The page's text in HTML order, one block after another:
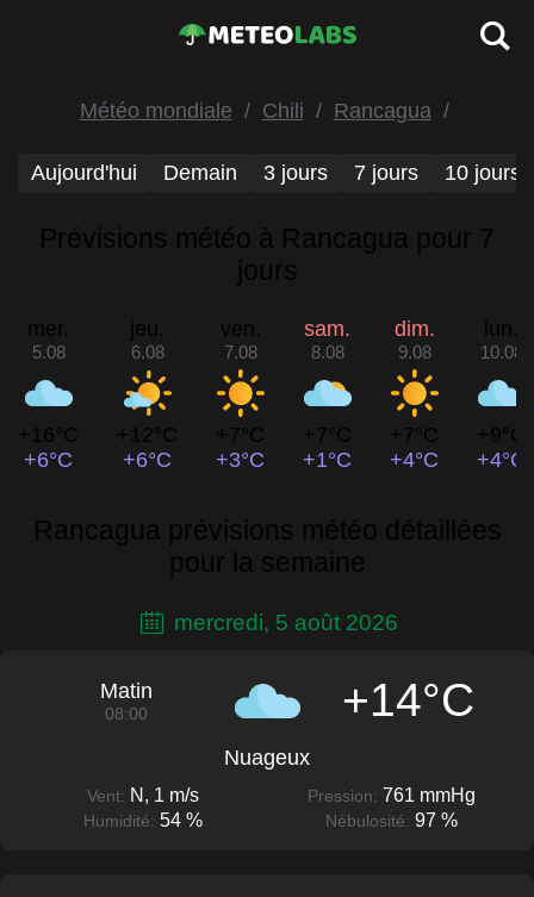
Météo mondiale Chili Rancagua
Aujourd'hui Demain 3 jours 7 jours 10 jours
Prévisions météo à Rancagua pour 7
jours
mer.
5.08
+16°C
+6°C
jeu.
6.08
+12°C
+6°C
ven.
7.08
+7°C
+3°C
sam.
8.08
+7°C
+1°C
dim.
9.08
+7°C
+4°C
lun.
10.08
+9°C
+4°C
Rancagua prévisions météo détaillées
pour la semaine
mercredi, 5 août 2026
Matin
08:00 +14°C
Nuageux
Vent: N, 1 m/s Pression: 761 mmHg
Humidité: 54 % Nébulosité: 97 %